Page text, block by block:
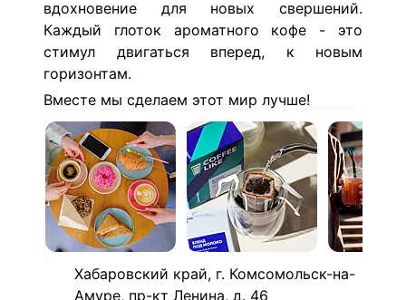
вдохновение для новых свершений.
Каждый глоток ароматного кофе - это
стимул двигаться вперед, к новым
горизонтам.
Вместе мы сделаем этот мир лучше!
Хабаровский край, г. Комсомольск-на-
Амуре, пр-кт Ленина, д. 46